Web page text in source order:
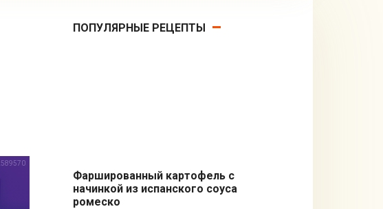
ПОПУЛЯРНЫЕ РЕЦЕПТЫ
Закуски
Фаршированный картофель с
начинкой из испанского соуса
ромеско